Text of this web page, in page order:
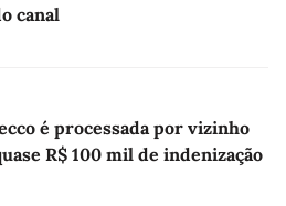
canal
é processada por vizinho
R$ 100 mil de indenização